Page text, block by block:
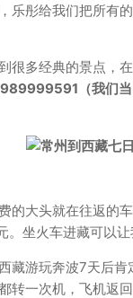
乐彤给我们把所有
很多经典的景点，
（我们当
的大头就在往返的
坐火车进藏可以
藏游玩奔波7天后
一次机，飞机返